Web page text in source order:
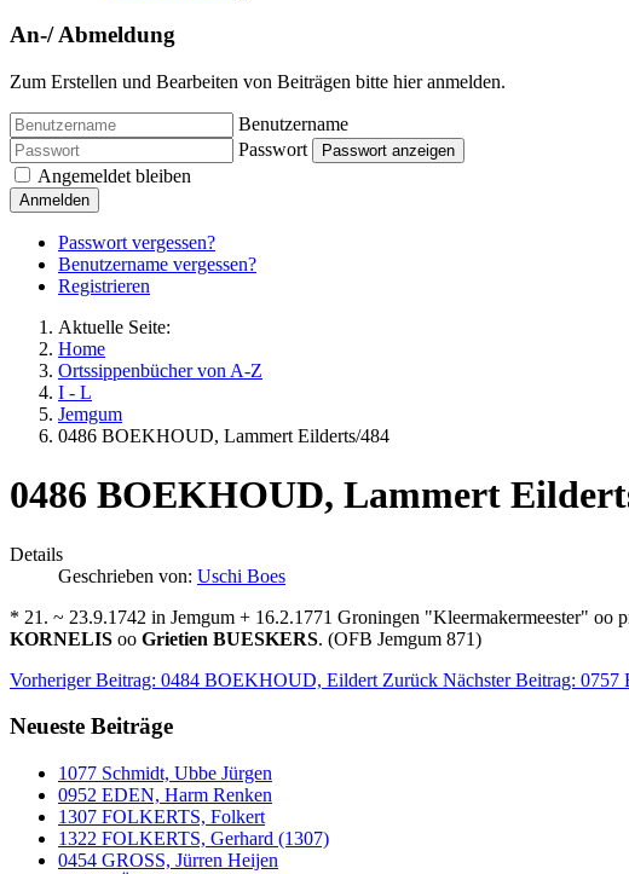
An-/ Abmeldung
Zum Erstellen und Bearbeiten von Beiträgen bitte hier anmelden.
Benutzername
Passwort
Passwort anzeigen
Angemeldet bleiben
Anmelden
Passwort vergessen?
Benutzername vergessen?
Registrieren
Aktuelle Seite:
Home
Ortssippenbücher von A-Z
I - L
Jemgum
0486 BOEKHOUD, Lammert Eilderts/484
0486 BOEKHOUD, Lammert
Details
Geschrieben von: Uschi Boes
* 21. ~ 23.9.1742 in Jemgum + 16.2.1771 Groningen "Kleermakermeester" oo
KORNELIS oo Grietien BUESKERS. (OFB Jemgum 871)
Vorheriger Beitrag: 0484 BOEKHOUD, Eildert Zurück Nächster Beitrag:
Neueste Beiträge
1077 Schmidt, Ubbe Jürgen
0952 EDEN, Harm Renken
1307 FOLKERTS, Folkert
1322 FOLKERTS, Gerhard (1307)
0454 GROSS, Jürren Heijen